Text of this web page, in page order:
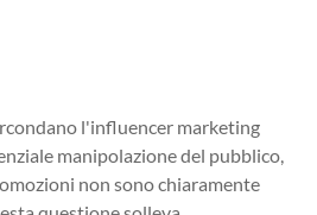
l'influencer marketing
manipolazione del pubblico,
non sono chiaramente